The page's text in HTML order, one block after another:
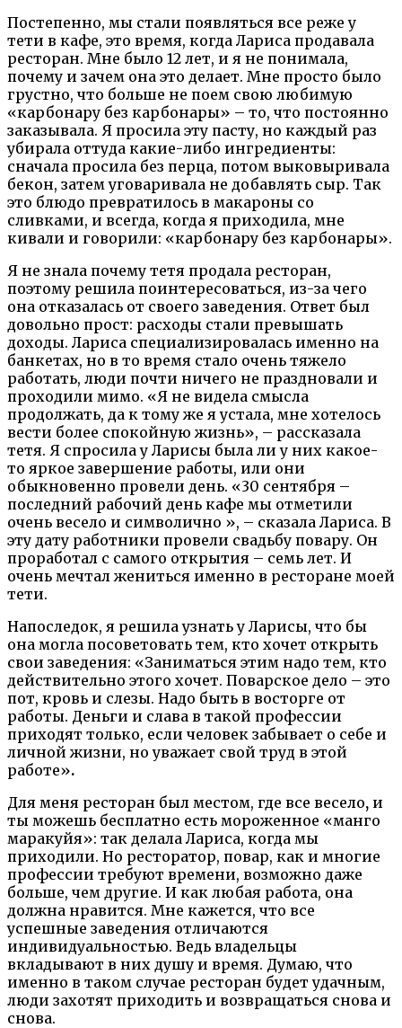
Постепенно, мы стали появляться все реже у
тети в кафе, это время, когда Лариса продавала
ресторан. Мне было 12 лет, и я не понимала,
почему и зачем она это делает. Мне просто было
грустно, что больше не поем свою любимую
«карбонару без карбонары» – то, что постоянно
заказывала. Я просила эту пасту, но каждый раз
убирала оттуда какие-либо ингредиенты:
сначала просила без перца, потом выковыривала
бекон, затем уговаривала не добавлять сыр. Так
это блюдо превратилось в макароны со
сливками, и всегда, когда я приходила, мне
кивали и говорили: «карбонару без карбонары».
Я не знала почему тетя продала ресторан,
поэтому решила поинтересоваться, из-за чего
она отказалась от своего заведения. Ответ был
довольно прост: расходы стали превышать
доходы. Лариса специализировалась именно на
банкетах, но в то время стало очень тяжело
работать, люди почти ничего не праздновали и
проходили мимо. «Я не видела смысла
продолжать, да к тому же я устала, мне хотелось
вести более спокойную жизнь», – рассказала
тетя. Я спросила у Ларисы была ли у них какое-
то яркое завершение работы, или они
обыкновенно провели день. «30 сентября –
последний рабочий день кафе мы отметили
очень весело и символично », – сказала Лариса. В
эту дату работники провели свадьбу повару. Он
проработал с самого открытия – семь лет. И
очень мечтал жениться именно в ресторане моей
тети.
Напоследок, я решила узнать у Ларисы, что бы
она могла посоветовать тем, кто хочет открыть
свои заведения: «Заниматься этим надо тем, кто
действительно этого хочет. Поварское дело – это
пот, кровь и слезы. Надо быть в восторге от
работы. Деньги и слава в такой профессии
приходят только, если человек забывает о себе и
личной жизни, но уважает свой труд в этой
работе».
Для меня ресторан был местом, где все весело, и
ты можешь бесплатно есть мороженное «манго
маракуйя»: так делала Лариса, когда мы
приходили. Но ресторатор, повар, как и многие
профессии требуют времени, возможно даже
больше, чем другие. И как любая работа, она
должна нравится. Мне кажется, что все
успешные заведения отличаются
индивидуальностью. Ведь владельцы
вкладывают в них душу и время. Думаю, что
именно в таком случае ресторан будет удачным,
люди захотят приходить и возвращаться снова и
снова.